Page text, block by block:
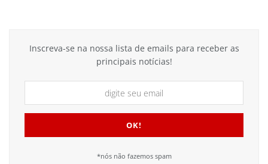
Inscreva-se na nossa lista de emails para receber as
principais notícias!
*nós não fazemos spam